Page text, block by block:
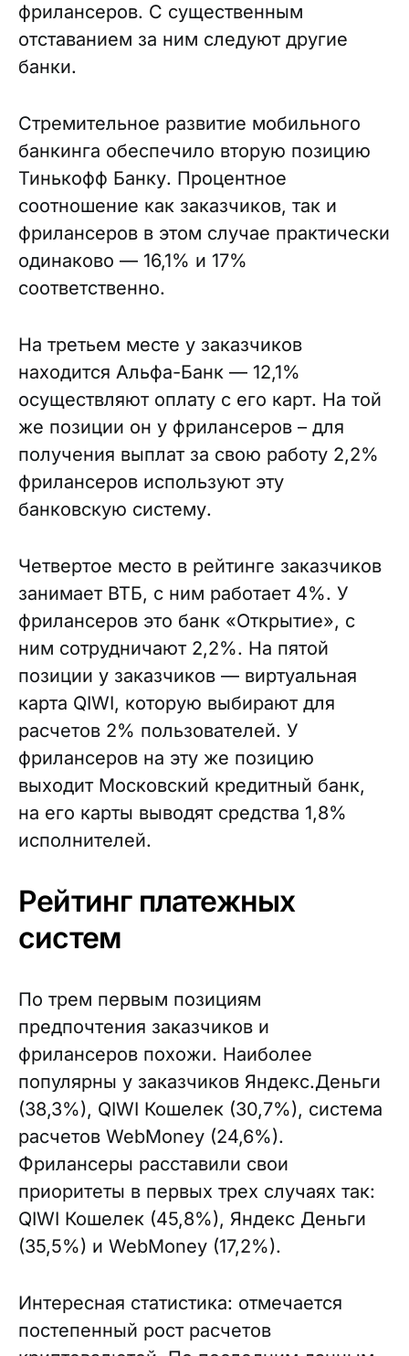
фрилансеров. С существенным
отставанием за ним следуют другие
банки.
Стремительное развитие мобильного
банкинга обеспечило вторую позицию
Тинькофф Банку. Процентное
соотношение как заказчиков, так и
фрилансеров в этом случае практически
одинаково — 16,1% и 17%
соответственно.
На третьем месте у заказчиков
находится Альфа-Банк — 12,1%
осуществляют оплату с его карт. На той
же позиции он у фрилансеров – для
получения выплат за свою работу 2,2%
фрилансеров используют эту
банковскую систему.
Четвертое место в рейтинге заказчиков
занимает ВТБ, с ним работает 4%. У
фрилансеров это банк «Открытие», с
ним сотрудничают 2,2%. На пятой
позиции у заказчиков — виртуальная
карта QIWI, которую выбирают для
расчетов 2% пользователей. У
фрилансеров на эту же позицию
выходит Московский кредитный банк,
на его карты выводят средства 1,8%
исполнителей.
Рейтинг платежных
систем
По трем первым позициям
предпочтения заказчиков и
фрилансеров похожи. Наиболее
популярны у заказчиков Яндекс.Деньги
(38,3%), QIWI Кошелек (30,7%), система
расчетов WebMoney (24,6%).
Фрилансеры расставили свои
приоритеты в первых трех случаях так:
QIWI Кошелек (45,8%), Яндекс Деньги
(35,5%) и WebMoney (17,2%).
Интересная статистика: отмечается
постепенный рост расчетов